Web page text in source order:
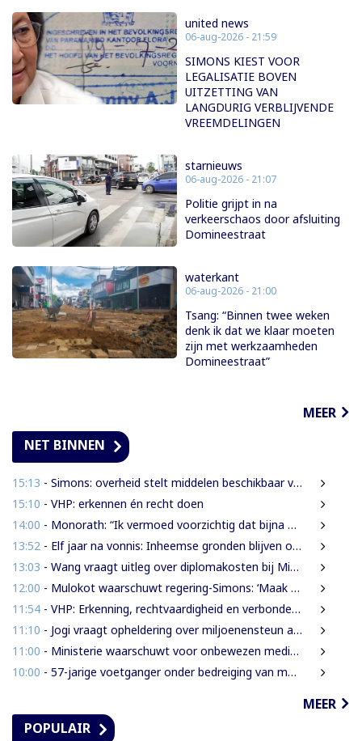
united news
06-aug-2026 - 21:59
SIMONS KIEST VOOR
LEGALISATIE BOVEN
UITZETTING VAN
LANGDURIG VERBLIJVENDE
VREEMDELINGEN
starnieuws
06-aug-2026 - 21:07
Politie grijpt in na
verkeerschaos door afsluiting
Domineestraat
waterkant
06-aug-2026 - 21:00
Tsang: “Binnen twee weken
denk ik dat we klaar moeten
zijn met werkzaamheden
Domineestraat”
MEER
NET BINNEN
15:13 - Simons: overheid stelt middelen beschikbaar voor onderzoek na Heritage Month 2026
15:10 - VHP: erkennen én recht doen
14:00 - Monorath: “Ik vermoed voorzichtig dat bijna 30% personen in gevangenissen oplichters zijn”
13:52 - Elf jaar na vonnis: Inheemse gronden blijven onbeschermd in Suriname
13:03 - Wang vraagt uitleg over diplomakosten bij Miranda Lyceum
12:00 - Mulokot waarschuwt regering-Simons: ‘Maak van 5-kilometerwet geen uitstel van echte grondenrechten’
11:54 - VHP: Erkenning, rechtvaardigheid en verbondenheid op 9 augustus
11:10 - Jogi vraagt opheldering over miljoenensteun aan SLM en behaalde resultaten
11:00 - Ministerie waarschuwt voor onbewezen medische claims via sociale media
10:00 - 57-jarige voetganger onder bedreiging van mes beroofd van mobiele telefoon
MEER
POPULAIR